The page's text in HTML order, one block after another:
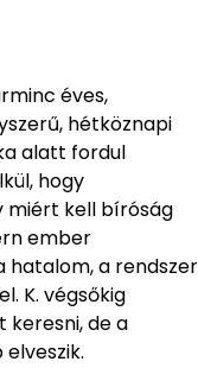
éves,
hétköznapi
alatt fordul
hogy
miért kell bíróság
ember
hatalom, a rendszer
K. végsőkig
de a